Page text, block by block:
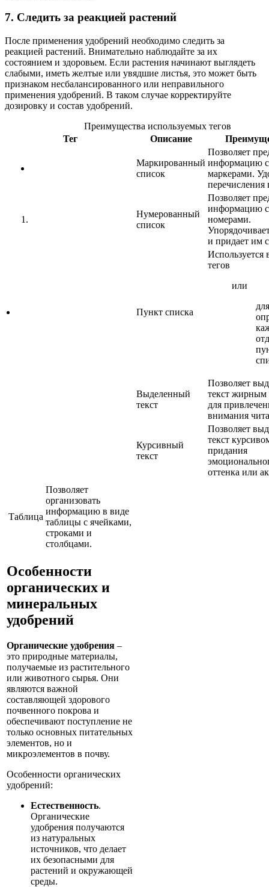
7. Следить за реакцией растений
После применения удобрений необходимо следить за
реакцией растений. Внимательно наблюдайте за их
состоянием и здоровьем. Если растения начинают выглядеть
слабыми, иметь желтые или увядшие листья, это может быть
признаком несбалансированного или неправильного
применения удобрений. В таком случае корректируйте
дозировку и состав удобрений.
Преимущества используемых тегов
Тег
Описание
Маркированный
список
Позволяет
информацию
маркерами.
перечисления
Нумерованный
список
Позволяет
информацию
номерами.
и придает им
Пункт списка
Используется
тегов
или
для
Выделенный
текст
Позволяет
текст
для
внимания
Курсивный
текст
Позволяет
текст
придания
оттенка или
Таблица
Позволяет
организовать
информацию в виде
таблицы с ячейками,
строками и
столбцами.
Особенности
органических и
минеральных
удобрений
Органические удобрения –
это природные материалы,
получаемые из растительного
или животного сырья. Они
являются важной
составляющей здорового
почвенного покрова и
обеспечивают поступление не
только основных питательных
элементов, но и
микроэлементов в почву.
Особенности органических
удобрений:
Естественность.
Органические
удобрения получаются
из натуральных
источников, что делает
их безопасными для
растений и окружающей
среды.